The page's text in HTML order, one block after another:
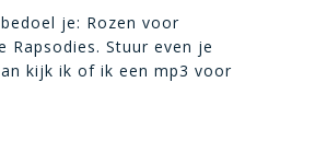
je: Rozen voor
Rapsodies. Stuur even je
kijk ik of ik een mp3 voor